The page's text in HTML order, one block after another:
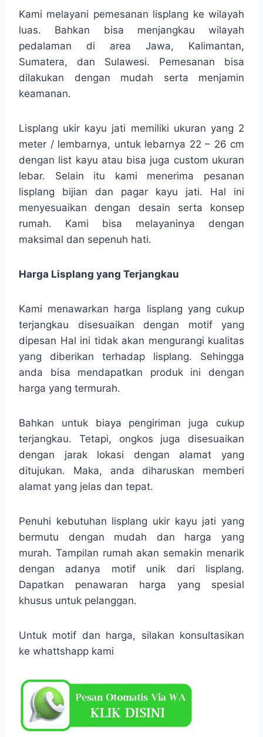
Kami melayani pemesanan lisplang ke wilayah
luas. Bahkan bisa menjangkau wilayah
pedalaman di area Jawa, Kalimantan,
Sumatera, dan Sulawesi. Pemesanan bisa
dilakukan dengan mudah serta menjamin
keamanan.
Lisplang ukir kayu jati memiliki ukuran yang 2
meter / lembarnya, untuk lebarnya 22 – 26 cm
dengan list kayu atau bisa juga custom ukuran
lebar. Selain itu kami menerima pesanan
lisplang bijian dan pagar kayu jati. Hal ini
menyesuaikan dengan desain serta konsep
rumah. Kami bisa melayaninya dengan
maksimal dan sepenuh hati.
Harga Lisplang yang Terjangkau
Kami menawarkan harga lisplang yang cukup
terjangkau disesuaikan dengan motif yang
dipesan Hal ini tidak akan mengurangi kualitas
yang diberikan terhadap lisplang. Sehingga
anda bisa mendapatkan produk ini dengan
harga yang termurah.
Bahkan untuk biaya pengiriman juga cukup
terjangkau. Tetapi, ongkos juga disesuaikan
dengan jarak lokasi dengan alamat yang
ditujukan. Maka, anda diharuskan memberi
alamat yang jelas dan tepat.
Penuhi kebutuhan lisplang ukir kayu jati yang
bermutu dengan mudah dan harga yang
murah. Tampilan rumah akan semakin menarik
dengan adanya motif unik dari lisplang.
Dapatkan penawaran harga yang spesial
khusus untuk pelanggan.
Untuk motif dan harga, silakan konsultasikan
ke whattshapp kami